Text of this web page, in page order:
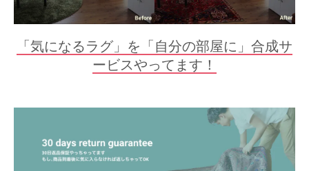
「気になるラグ」を「自分の部屋に」合成サ
ービスやってます！